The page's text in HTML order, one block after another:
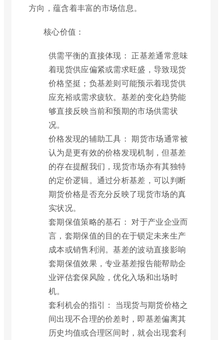
方向，蕴含着丰富的市场信息。
核心价值：
供需平衡的直接体现： 正基差通常意味
着现货供应偏紧或需求旺盛，导致现货
价格坚挺；负基差则可能预示着现货供
应充裕或需求疲软。基差的变化趋势能
够直接反映当前和预期的市场供需状
况。
价格发现的辅助工具： 期货市场通常被
认为是更有效的价格发现机制，但基差
的存在提醒我们，现货市场亦有其独特
的定价逻辑。通过分析基差，可以判断
期货价格是否充分反映了现货市场的真
实状况。
套期保值策略的基石： 对于产业企业而
言，套期保值的目的在于锁定未来生产
成本或销售利润。基差的波动直接影响
套期保值效果，专业基差报告能帮助企
业评估套保风险，优化入场和出场时
机。
套利机会的指引： 当现货与期货价格之
间出现不合理的价差时，即基差偏离其
历史均值或合理区间时，就会出现套利